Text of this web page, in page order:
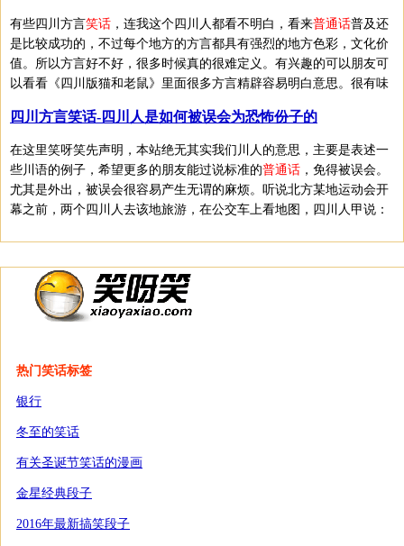
有些四川方言笑话 ，连我这个四川人都看不明白，看来普通话普及还
是比较成功的，不过每个地方的方言都具有强烈的地方色彩，文化价
值。所以方言好不好，很多时候真的很难定义。有兴趣的可以朋友可
以看看《四川版猫和老鼠》里面很多方言精辟容易明白意思。很有味
四川方言笑话-四川人是如何被误会为恐怖份子的
在这里笑呀笑先声明，本站绝无其实我们川人的意思，主要是表述一
些川语的例子，希望更多的朋友能过说标准的普通话 ，免得被误会。
尤其是外出，被误会很容易产生无谓的麻烦。听说北方某地运动会开
幕之前，两个四川人去该地旅游，在公交车上看地图，四川人甲说：
热门笑话标签
银行
冬至的笑话
有关圣诞节笑话的漫画
金星经典段子
2016年最新搞笑段子